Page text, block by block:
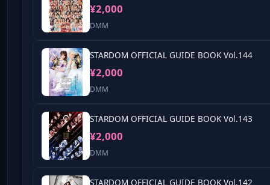
¥2,000
DMM
STARDOM OFFICIAL GUIDE BOOK Vol.144
¥2,000
DMM
STARDOM OFFICIAL GUIDE BOOK Vol.143
¥2,000
DMM
STARDOM OFFICIAL GUIDE BOOK Vol.142